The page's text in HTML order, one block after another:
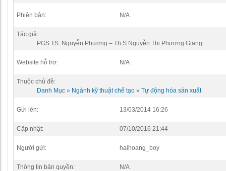
Phiên bản: N/A
Tác giả:
PGS.TS. Nguyễn Phương – Th.S Nguyễn Thị Phương Giang
Website hỗ trợ: N/A
Thuộc chủ đề:
Danh Mục » Ngành kỹ thuật chế tạo » Tự động hóa sản xuất
Gửi lên: 13/03/2014 16:26
Cập nhật: 07/10/2016 21:44
Người gửi: haihoang_boy
Thông tin bản quyền: N/A